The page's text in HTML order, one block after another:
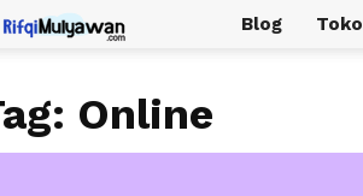
Rifqi
Blog Toko
Online